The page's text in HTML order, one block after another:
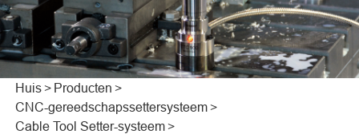
Huis
Producten
CNC-gereedschapssettersysteem
Cable Tool Setter-systeem